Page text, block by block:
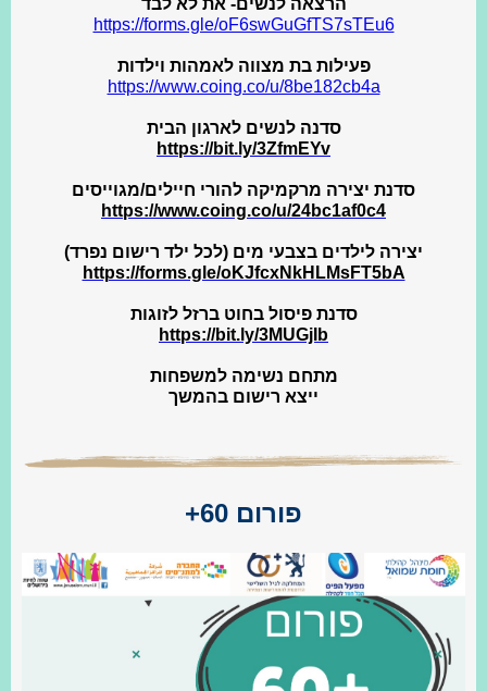
https://forms.gle/oF6swGuGfTS7sTEu6
פעילות בת מצווה לאמהות וילדות
https://www.coing.co/u/8be182cb4a
סדנה לנשים לארגון הבית
https://bit.ly/3ZfmEYv
סדנת יצירה מרקמיקה להורי חיילים/מגוייסים
https://www.coing.co/u/24bc1af0c4
יצירה לילדים בצבעי מים (לכל ילד רישום נפרד)
https://forms.gle/oKJfcxNkHLMsFT5bA
סדנת פיסול בחוט ברזל לזוגות
https://bit.ly/3MUGjIb
מתחם נשימה למשפחות
ייצא רישום בהמשך
פורום 60+